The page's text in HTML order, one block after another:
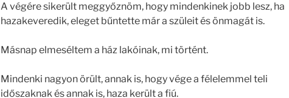
A végére sikerült meggyőznöm, hogy mindenkinek jobb lesz, ha
hazakeveredik, eleget bűntette már a szüleit és önmagát is.
Másnap elmeséltem a ház lakóinak, mi történt.
Mindenki nagyon örült, annak is, hogy vége a félelemmel teli
időszaknak és annak is, haza került a fiú.